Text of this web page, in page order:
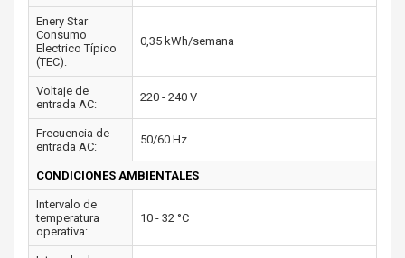
Enery Star
Consumo
Electrico Típico
(TEC):
0,35 kWh/semana
Voltaje de
entrada AC:
220 - 240 V
Frecuencia de
entrada AC:
50/60 Hz
CONDICIONES AMBIENTALES
Intervalo de
temperatura
operativa:
10 - 32 °C